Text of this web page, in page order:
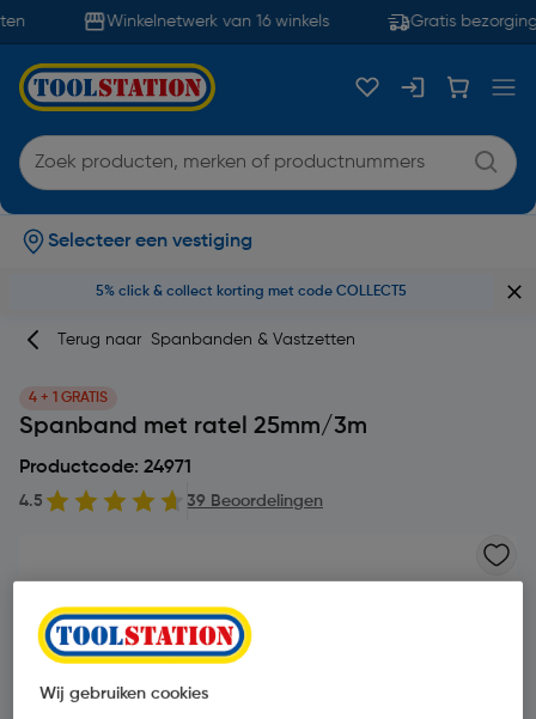
Winkelnetwerk van 16 winkels Gratis bezorging
Selecteer een vestiging
5% click & collect korting met code COLLECT5
Terug naar Spanbanden & Vastzetten
4 + 1 GRATIS
Spanband met ratel 25mm/3m
Productcode: 24971
4.5 39 Beoordelingen
Wij gebruiken cookies